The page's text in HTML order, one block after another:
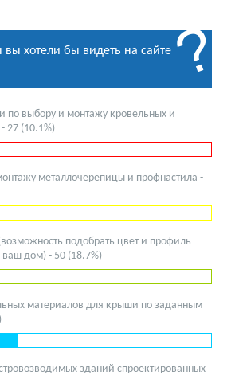
вы хотели бы видеть на сайте
по выбору и монтажу кровельных и
27 (10.1%)
металлочерепицы и профнастила -
подобрать цвет и профиль
дом) - 50 (18.7%)
материалов для крыши по заданным
зданий спроектированных